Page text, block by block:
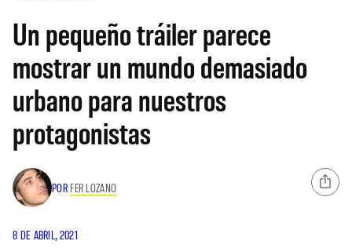
Un pequeño tráiler parece
mostrar un mundo demasiado
urbano para nuestros
protagonistas
POR FER LOZANO
8 DE ABRIL, 2021